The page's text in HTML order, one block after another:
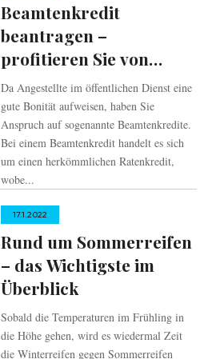
Beamtenkredit
beantragen –
profitieren Sie von
diesen 9 Vorteilen!
Da Angestellte im öffentlichen Dienst eine
gute Bonität aufweisen, haben Sie
Anspruch auf sogenannte Beamtenkredite.
Bei einem Beamtenkredit handelt es sich
um einen herkömmlichen Ratenkredit,
wobe...
17.1.2022
Rund um Sommerreifen
– das Wichtigste im
Überblick
Sobald die Temperaturen im Frühling in
die Höhe gehen, wird es wiedermal Zeit
die Winterreifen gegen Sommerreifen